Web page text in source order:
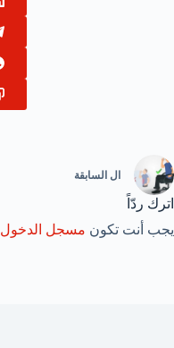
ال السابقة
اترك ردّاً
يجب أنت تكون مسجل الدخول